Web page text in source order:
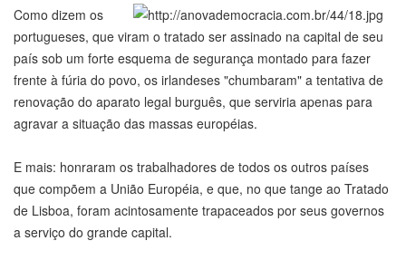
Como dizem os
portugueses, que viram o tratado ser assinado na capital de seu
país sob um forte esquema de segurança montado para fazer
frente à fúria do povo, os irlandeses "chumbaram" a tentativa de
renovação do aparato legal burguês, que serviria apenas para
agravar a situação das massas européias.
E mais: honraram os trabalhadores de todos os outros países
que compõem a União Européia, e que, no que tange ao Tratado
de Lisboa, foram acintosamente trapaceados por seus governos
a serviço do grande capital.